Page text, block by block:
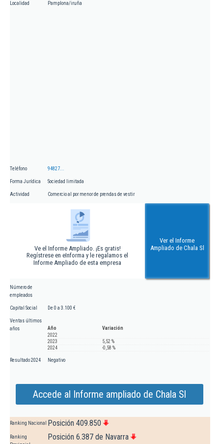
Localidad Pamplona/iruña
Teléfono 94827...
Forma Jurídica Sociedad limitada
Actividad Comercio al por menor de prendas de vestir
Ve el Informe Ampliado. ¡Es gratis!
Regístrese en eInforma y le regalamos el
Informe Ampliado de esta empresa
Ver el Informe
Ampliado de Chala Sl
Número de
empleados
Capital Social De 0 a 3.100 €
Ventas últimos
años
Año
Variación
2022
2023
5,52 %
2024
-0,58 %
Resultado 2024 Negativo
Accede al Informe ampliado de Chala Sl
Ranking Nacional Posición 409.850
Ranking
Posición 6.387 de Navarra